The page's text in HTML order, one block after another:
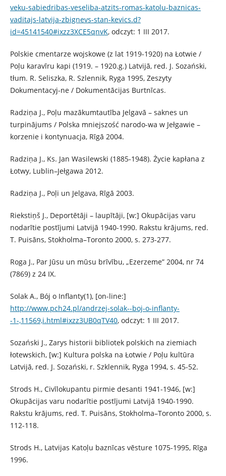
veku-sabiedribas-veseliba-atzits-romas-katolu-baznicas-
vaditajs-latvija-zbignevs-stan-kevics.d?
id=45141540#ixzz3XCE5qnvK, odczyt: 1 III 2017.
Polskie cmentarze wojskowe (z lat 1919-1920) na Łotwie /
Poļu karavīru kapi (1919. – 1920.g.) Latvijā, red. J. Sozański,
tłum. R. Seliszka, R. Szlennik, Ryga 1995, Zeszyty
Dokumentacyj-ne / Dokumentācijas Burtnīcas.
Radziņa J., Poļu mazākumtautība Jelgavā – saknes un
turpinājums / Polska mniejszość narodo-wa w Jełgawie –
korzenie i kontynuacja, Rīgā 2004.
Radziņa J., Ks. Jan Wasilewski (1885-1948). Życie kapłana z
Łotwy, Lublin–Jełgawa 2012.
Radziņa J., Poļi un Jelgava, Rīgā 2003.
Riekstiņš J., Deportētāji – laupītāji, [w:] Okupācijas varu
nodarītie postījumi Latvijā 1940-1990. Rakstu krājums, red.
T. Puisāns, Stokholma–Toronto 2000, s. 273-277.
Roga J., Par Jūsu un mūsu brīvību, „Ezerzeme” 2004, nr 74
(7869) z 24 IX.
Solak A., Bój o Inflanty(1), [on-line:]
http://www.pch24.pl/andrzej-solak--boj-o-inflanty-
-1-,11569,i.html#ixzz3UB0qTV40, odczyt: 1 III 2017.
Sozański J., Zarys historii bibliotek polskich na ziemiach
łotewskich, [w:] Kultura polska na Łotwie / Poļu kultūra
Latvijā, red. J. Sozański, r. Szklennik, Ryga 1994, s. 45-52.
Strods H., Civīlokupantu pirmie desanti 1941-1946, [w:]
Okupācijas varu nodarītie postījumi Latvijā 1940-1990.
Rakstu krājums, red. T. Puisāns, Stokholma–Toronto 2000, s.
112-118.
Strods H., Latvijas Katoļu baznīcas vēsture 1075-1995, Rīga
1996.